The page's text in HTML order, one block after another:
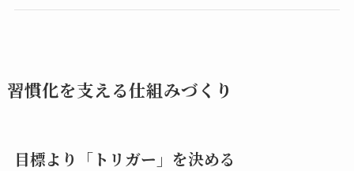
習慣化を支える仕組みづくり
目標より「トリガー」を決める